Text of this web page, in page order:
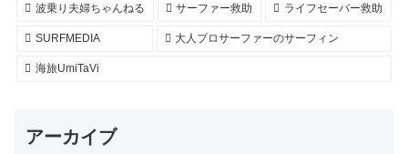
波乗り夫婦ちゃんねる サーファー救助 ライフセーバー救助
SURFMEDIA 大人プロサーファーのサーフィン
海旅UmiTaVi
アーカイブ